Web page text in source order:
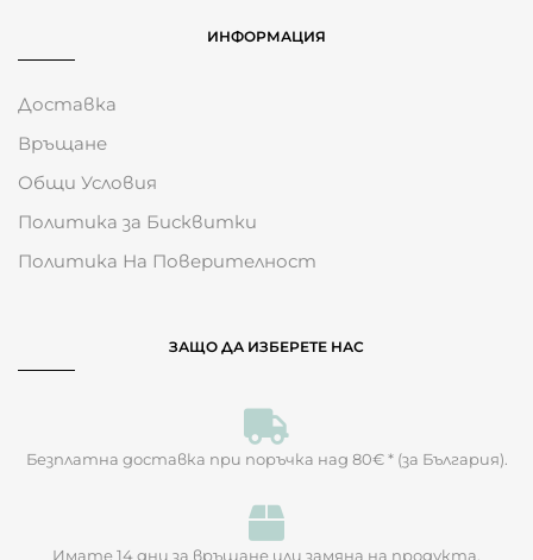
ИНФОРМАЦИЯ
Доставка
Връщане
Общи Условия
Политика за Бисквитки
Политика На Поверителност
ЗАЩО ДА ИЗБЕРЕТЕ НАС
Безплатна доставка при поръчка над 80€ * (за България).
Имате 14 дни за връщане или замяна на продукта.​